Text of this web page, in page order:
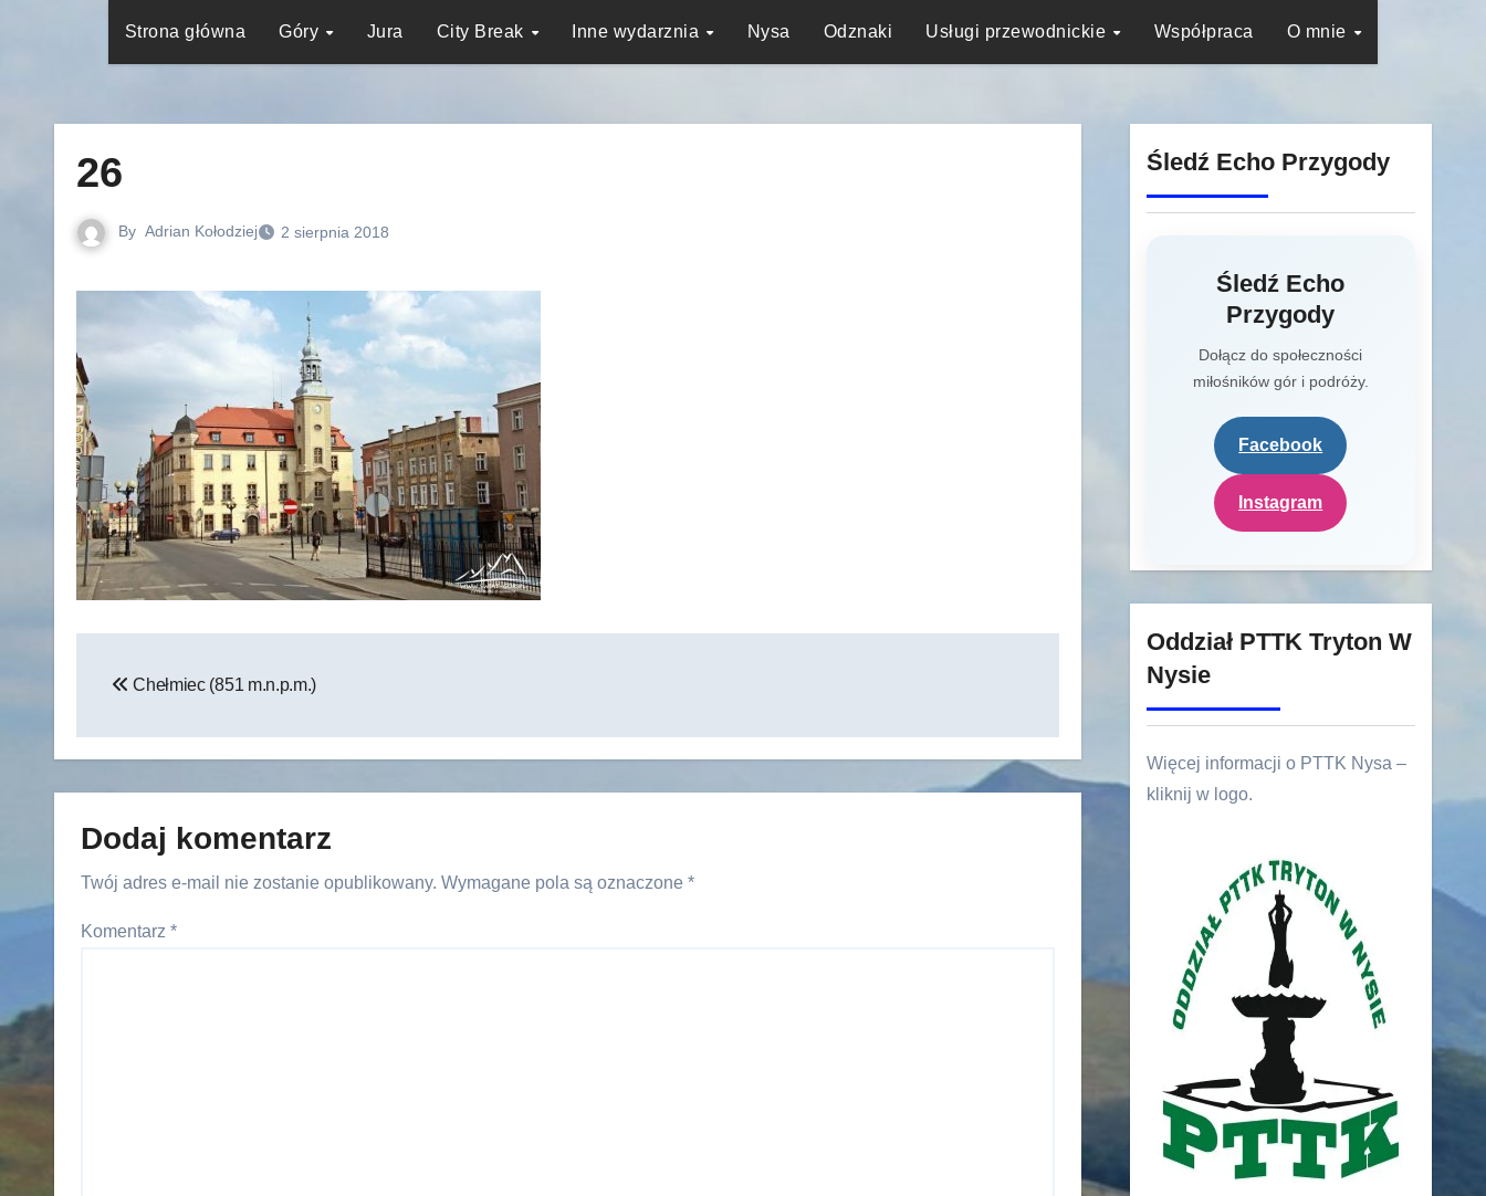
Strona główna Góry Jura City Break Inne wydarznia Nysa Odznaki Usługi przewodnickie Współpraca O mnie
26
By Adrian Kołodziej 2 sierpnia 2018
wpisu
Chełmiec (851 m.n.p.m.)
Dodaj komentarz
Twój adres e-mail nie zostanie opublikowany. Wymagane pola są oznaczone *
Komentarz *
Śledź Echo Przygody
Śledź Echo
Przygody
Dołącz do społeczności
miłośników gór i podróży.
Facebook
Instagram
Oddział PTTK Tryton W
Nysie
Więcej informacji o PTTK Nysa –
kliknij w logo.